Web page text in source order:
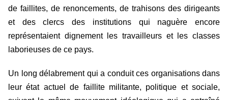
de faillites, de renoncements, de trahisons des dirigeants
et des clercs des institutions qui naguère encore
représentaient dignement les travailleurs et les classes
laborieuses de ce pays.
Un long délabrement qui a conduit ces organisations dans
leur état actuel de faillite militante, politique et sociale,